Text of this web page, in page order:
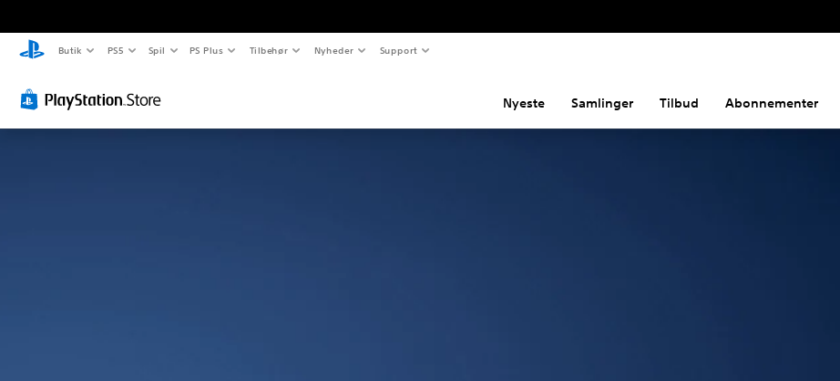
Butik PS5 Spil PS Plus Tilbehør Nyheder Support
Nyeste Samlinger Tilbud Abonnementer